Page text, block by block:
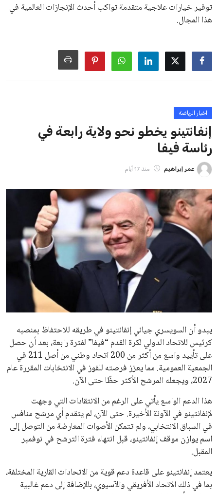
منافس قوي يتمتع بإجماع داخل الأسرة الكروية الدولية. هذا يعزز
من فرص استمراره في قيادة “فيفا” حتى عام 2031.
ايوا مصر
الاخبار الشائعة
إنفانتينو يخطو نحو ولاية رابعة في رئاسة فيفا
عمر إبراهيم
مستثمر هندي بريطاني يسعى لامتلاك حصة
عمر إبراهيم 22 يوليو 2026
تحقق من قهوتك المغشوشة 7 علامات تدل
على جودتها قبل أول رشفة
خالد فؤاد 18 يوليو 2026
القائمة البريدية
انضم إلى قائمة المشتركين لدينا لتحصل على أحدث الأخبار، التحديثات
والعروض الخاصة مباشرة في صندوق بريدك
اشتراك